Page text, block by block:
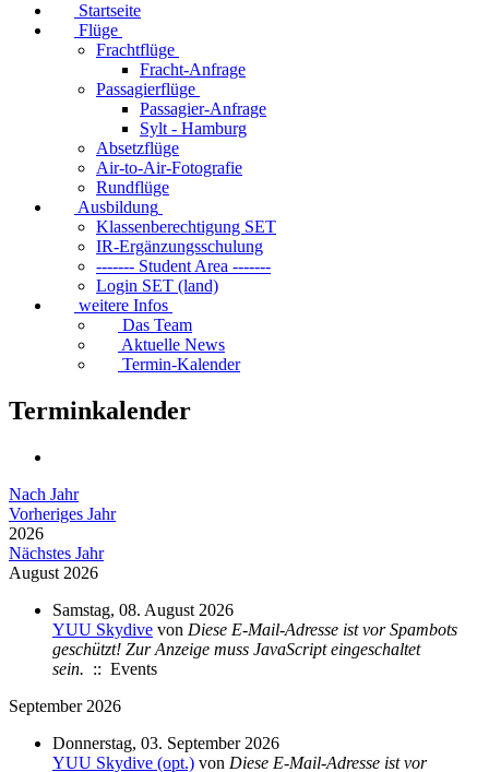
Startseite
Flüge
Frachtflüge
Fracht-Anfrage
Passagierflüge
Passagier-Anfrage
Sylt - Hamburg
Absetzflüge
Air-to-Air-Fotografie
Rundflüge
Ausbildung
Klassenberechtigung SET
IR-Ergänzungsschulung
------- Student Area -------
Login SET (land)
weitere Infos
Das Team
Aktuelle News
Termin-Kalender
Terminkalender
Nach Jahr
Vorheriges Jahr
2026
Nächstes Jahr
August 2026
Samstag, 08. August 2026
YUU Skydive von Diese E-Mail-Adresse ist vor Spambots
geschützt! Zur Anzeige muss JavaScript eingeschaltet
sein. :: Events
September 2026
Donnerstag, 03. September 2026
YUU Skydive (opt.) von Diese E-Mail-Adresse ist vor